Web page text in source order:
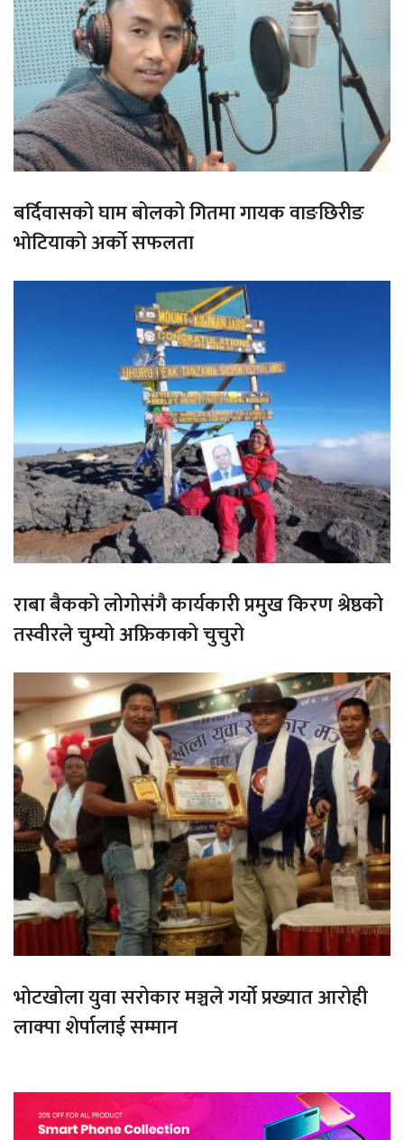
बर्दिवासको घाम बोलको गितमा गायक वाङछिरीङ
भोटियाको अर्को सफलता
राबा बैकको लोगोसंगै कार्यकारी प्रमुख किरण श्रेष्ठको
तस्वीरले चुम्यो अफ्रिकाको चुचुरो
भोटखोला युवा सरोकार मञ्चले गर्यो प्रख्यात आरोही
लाक्पा शेर्पालाई सम्मान